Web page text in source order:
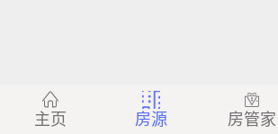
主页 房源 房管家